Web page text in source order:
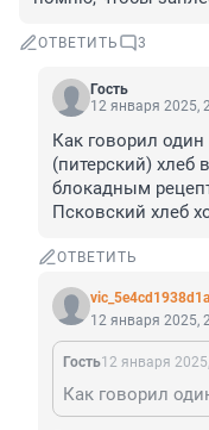
ОТВЕТИТЬ 3
Гость
12 января 2025,
Как говорил
(питерский) хлеб
блокадным
Псковский хлеб
ОТВЕТИТЬ
12 января 2025,
Гость12 января